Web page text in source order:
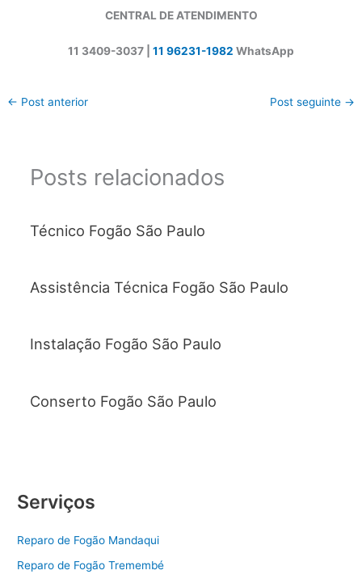
CENTRAL DE ATENDIMENTO
11 3409-3037 | 11 96231-1982 WhatsApp
← Post anterior Post seguinte →
Posts relacionados
Técnico Fogão São Paulo
Assistência Técnica Fogão São Paulo
Instalação Fogão São Paulo
Conserto Fogão São Paulo
Serviços
Reparo de Fogão Mandaqui
Reparo de Fogão Tremembé